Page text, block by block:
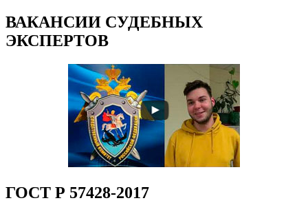
ВАКАНСИИ СУДЕБНЫХ
ЭКСПЕРТОВ
ГОСТ Р 57428-2017